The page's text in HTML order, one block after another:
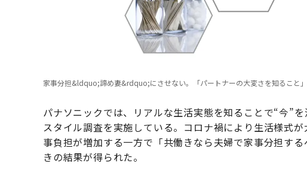
家事分担&ldquo;諦め妻&rdquo;にさせない。「パートナーの大変さを知ること」
パナソニックでは、リアルな生活実態を知ることで“今”
スタイル調査を実施している。コロナ禍により生活様式
事負担が増加する一方で「共働きなら夫婦で家事分担す
きの結果が得られた。